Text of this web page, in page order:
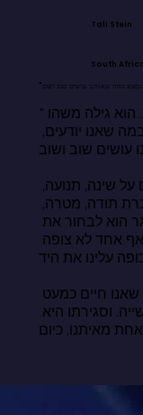
Tali Stein
South
"חקר האושר לא גילה נוסחה נסתרת. הוא גילה משהו
שוב ושוב.
עלינו את היד.